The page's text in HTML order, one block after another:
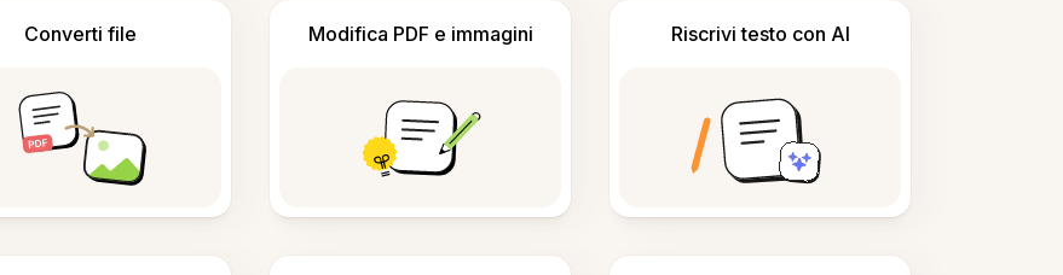
Converti file Modifica PDF e immagini Riscrivi testo con AI